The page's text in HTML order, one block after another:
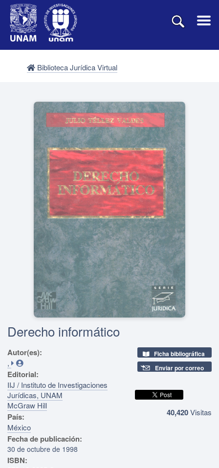
Biblioteca Jurídica Virtual
Derecho informático
Autor(es):
,
Editorial:
IIJ / Instituto de Investigaciones
Jurídicas, UNAM
McGraw Hill
País:
México
Fecha de publicación:
30 de octubre de 1998
ISBN:
Ficha bibliográfica
Enviar por correo
40,420Visitas